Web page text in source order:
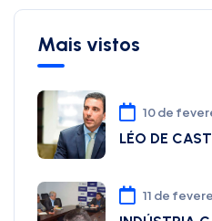
Mais vistos
10 de
LÉO DE
11 de